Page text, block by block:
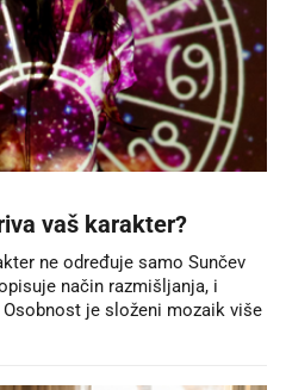
vaš karakter?
ne određuje samo Sunčev
način razmišljanja, i
je složeni mozaik više